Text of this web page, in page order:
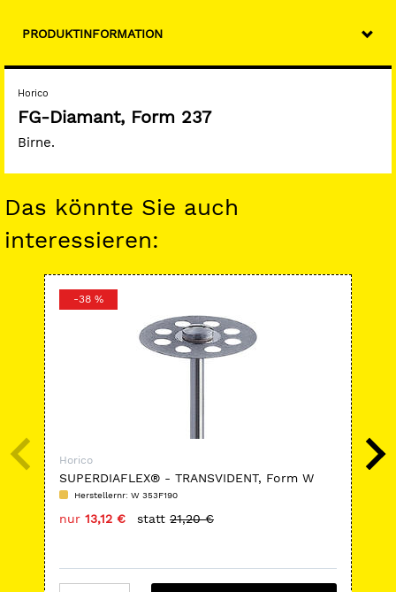
PRODUKTINFORMATION
Horico
FG-Diamant, Form 237
Birne.
Das könnte Sie auch
interessieren:
-38 %
Horico
SUPERDIAFLEX® - TRANSVIDENT, Form W
353 FHerstellernr: W 353F190
nur 13,12 € statt 21,20 €